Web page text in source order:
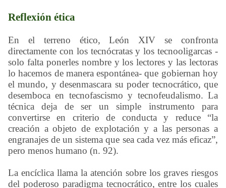
Reflexión ética
En el terreno ético, León XIV se confronta
directamente con los tecnócratas y los tecnooligarcas -
solo falta ponerles nombre y los lectores y las lectoras
lo hacemos de manera espontánea- que gobiernan hoy
el mundo, y desenmascara su poder tecnocrático, que
desemboca en tecnofascismo y tecnofeudalismo. La
técnica deja de ser un simple instrumento para
convertirse en criterio de conducta y reduce “la
creación a objeto de explotación y a las personas a
engranajes de un sistema que sea cada vez más eficaz”,
pero menos humano (n. 92).
La encíclica llama la atención sobre los graves riesgos
del poderoso paradigma tecnocrático, entre los cuales